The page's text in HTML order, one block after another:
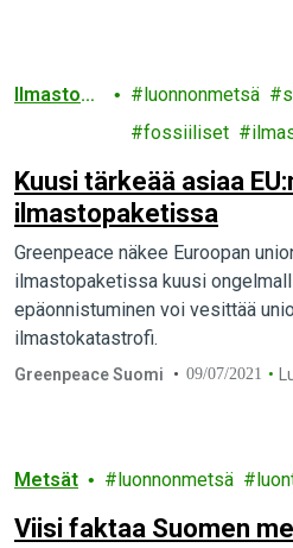
Ilmaston
luonnonmetsä
fossiiliset
Kuusi tärkeää asiaa
ilmastopaketissa
Greenpeace näkee Euroopan
ilmastopaketissa kuusi
epäonnistuminen voi vesittää
ilmastokatastrofi.
Greenpeace Suomi 09/07/2021
Metsät luonnonmetsä
Viisi faktaa Suomen